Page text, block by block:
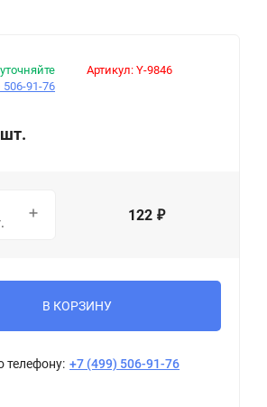
Артикул: Y-9846
506-91-76
шт.
122 ₽
В КОРЗИНУ
телефону: +7 (499) 506-91-76